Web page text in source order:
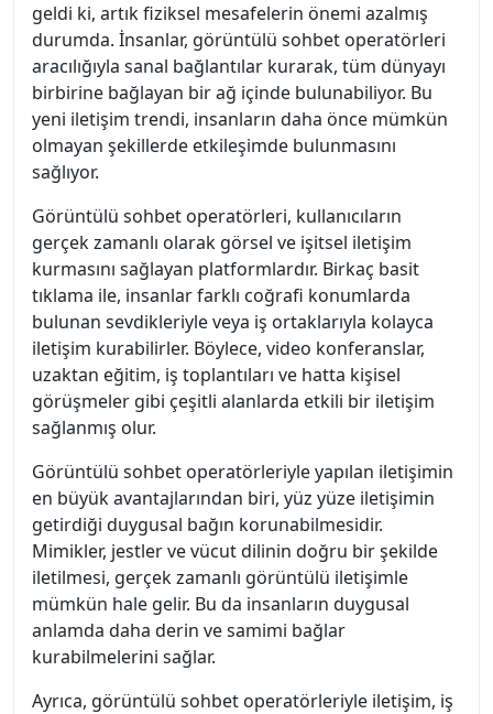
geldi ki, artık fiziksel mesafelerin önemi azalmış
durumda. İnsanlar, görüntülü sohbet operatörleri
aracılığıyla sanal bağlantılar kurarak, tüm dünyayı
birbirine bağlayan bir ağ içinde bulunabiliyor. Bu
yeni iletişim trendi, insanların daha önce mümkün
olmayan şekillerde etkileşimde bulunmasını
sağlıyor.
Görüntülü sohbet operatörleri, kullanıcıların
gerçek zamanlı olarak görsel ve işitsel iletişim
kurmasını sağlayan platformlardır. Birkaç basit
tıklama ile, insanlar farklı coğrafi konumlarda
bulunan sevdikleriyle veya iş ortaklarıyla kolayca
iletişim kurabilirler. Böylece, video konferanslar,
uzaktan eğitim, iş toplantıları ve hatta kişisel
görüşmeler gibi çeşitli alanlarda etkili bir iletişim
sağlanmış olur.
Görüntülü sohbet operatörleriyle yapılan iletişimin
en büyük avantajlarından biri, yüz yüze iletişimin
getirdiği duygusal bağın korunabilmesidir.
Mimikler, jestler ve vücut dilinin doğru bir şekilde
iletilmesi, gerçek zamanlı görüntülü iletişimle
mümkün hale gelir. Bu da insanların duygusal
anlamda daha derin ve samimi bağlar
kurabilmelerini sağlar.
Ayrıca, görüntülü sohbet operatörleriyle iletişim, iş